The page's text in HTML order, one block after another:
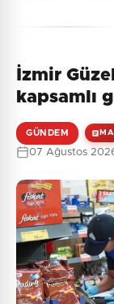
İzmir
kapsamlı
GÜNDEM
07 Ağustos